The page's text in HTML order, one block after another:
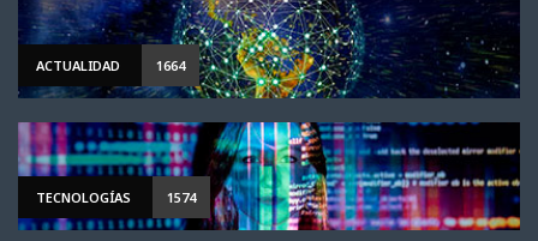
ACTUALIDAD 1664
TECNOLOGÍAS 1574